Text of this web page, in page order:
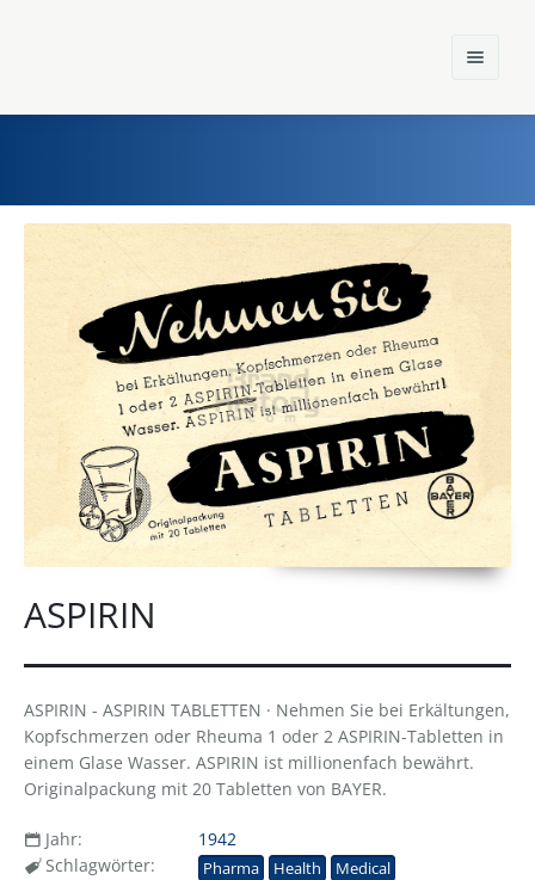
Home
Einst und Heute
Marken
Konzerne
Epoche
ASPIRIN
ASPIRIN - ASPIRIN TABLETTEN · Nehmen Sie bei Erkältungen,
Kopfschmerzen oder Rheuma 1 oder 2 ASPIRIN-Tabletten in
einem Glase Wasser. ASPIRIN ist millionenfach bewährt.
Originalpackung mit 20 Tabletten von BAYER.
Jahr:
1942
Schlagwörter:
Pharma Health Medical